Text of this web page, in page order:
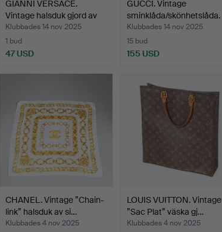
GIANNI VERSACE.
Vintage halsduk gjord av
s…
Klubbades 14 nov 2025
1 bud
47 USD
GUCCI. Vintage
sminklåda/skönhetslåda.
Klubbades 14 nov 2025
15 bud
155 USD
CHANEL. Vintage ”Chain-
link” halsduk av si…
Klubbades 4 nov 2025
LOUIS VUITTON. Vintage
”Sac Plat” väska gj…
Klubbades 4 nov 2025